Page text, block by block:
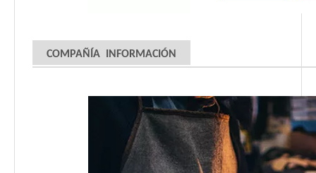
COMPAÑÍA INFORMACIÓN